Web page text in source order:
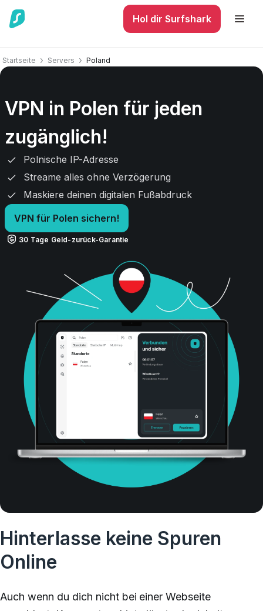
Hol dir Surfshark
Startseite Servers Poland
VPN in Polen für jeden
zugänglich!
Polnische IP-Adresse
Streame alles ohne Verzögerung
Maskiere deinen digitalen Fußabdruck
VPN für Polen sichern!
30 Tage Geld-zurück-Garantie
Hinterlasse keine Spuren
Online
Auch wenn du dich nicht bei einer Webseite